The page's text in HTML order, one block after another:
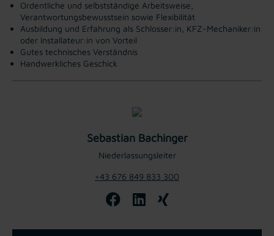
Ordentliche und selbstständige Arbeitsweise,
Verantwortungsbewusstsein sowie Flexibilität
Ausbildung und Erfahrung als Schlosser:in, KFZ-Mechaniker:in
oder Installateur:in von Vorteil
Gutes technisches Verständnis
Handwerkliches Geschick
Sebastian Bachinger
Niederlassungsleiter
+43 676 849 833 300